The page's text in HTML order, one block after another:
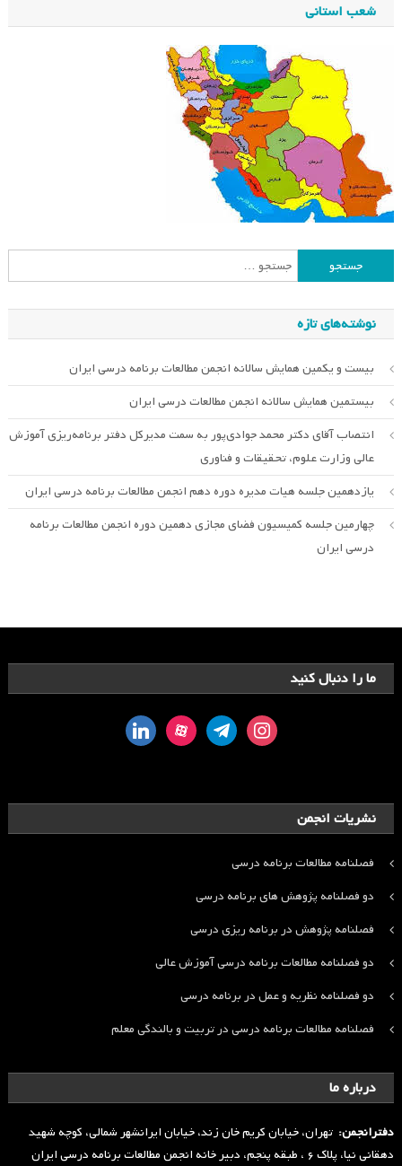
شعب استانی
جستجو
برای:
نوشته‌های تازه
بیست و یکمین همایش سالانه انجمن مطالعات برنامه درسی ایران
بیستمین همایش سالانه انجمن مطالعات درسی ایران
انتصاب آقای دکتر محمد جوادی‌پور به سمت مدیرکل دفتر برنامه‌ریزی آموزش
عالی وزارت علوم، تحقیقات و فناوری
یازدهمین جلسه هیات مدیره دوره دهم انجمن مطالعات برنامه درسی ایران
چهارمین جلسه کمیسیون فضای مجازی دهمین دوره انجمن مطالعات برنامه
درسی ایران
ما را دنبال کنید
instagram
telegram
aparat
linkedin
نشریات انجمن
فصلنامه مطالعات برنامه درسی
دو فصلنامه پژوهش های برنامه درسی
فصلنامه پژوهش در برنامه ریزی درسی
دو فصلنامه مطالعات برنامه درسی آموزش عالی
دو فصلنامه نظریه و عمل در برنامه درسی
فصلنامه مطالعات برنامه درسی در تربیت و بالندگی معلم
درباره ما
دفترانجمن: تهران، خیابان کریم خان زند، خیابان ایرانشهر شمالی، کوچه شهید
دهقانی نیا، پلاک ۶ ، طبقه پنجم، دبیر خانه انجمن مطالعات برنامه درسی ایران